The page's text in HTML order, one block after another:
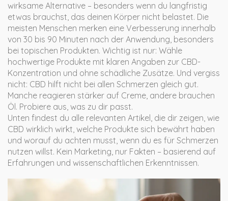
wirksame Alternative – besonders wenn du langfristig
etwas brauchst, das deinen Körper nicht belastet. Die
meisten Menschen merken eine Verbesserung innerhalb
von 30 bis 90 Minuten nach der Anwendung, besonders
bei topischen Produkten. Wichtig ist nur: Wähle
hochwertige Produkte mit klaren Angaben zur CBD-
Konzentration und ohne schädliche Zusätze. Und vergiss
nicht: CBD hilft nicht bei allen Schmerzen gleich gut.
Manche reagieren stärker auf Creme, andere brauchen
Öl. Probiere aus, was zu dir passt.
Unten findest du alle relevanten Artikel, die dir zeigen, wie
CBD wirklich wirkt, welche Produkte sich bewährt haben
und worauf du achten musst, wenn du es für Schmerzen
nutzen willst. Kein Marketing, nur Fakten – basierend auf
Erfahrungen und wissenschaftlichen Erkenntnissen.